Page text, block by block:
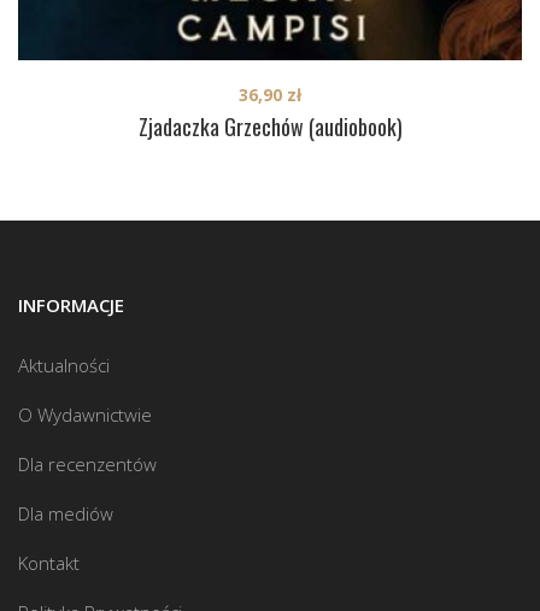
Zjadaczka Grzechów (audiobook)
36,90 zł
INFORMACJE
Aktualności
O Wydawnictwie
Dla recenzentów
Dla mediów
Kontakt